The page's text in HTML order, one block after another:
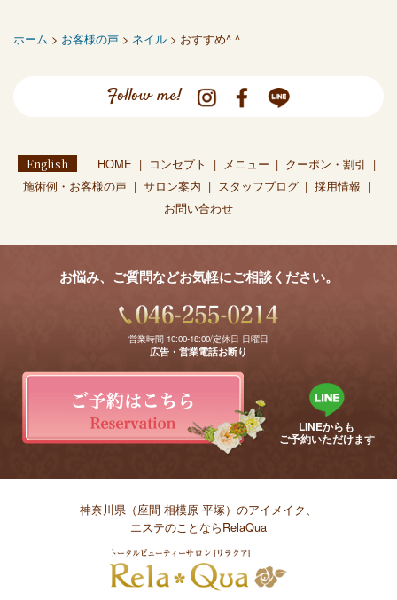
ホーム > お客様の声 > ネイル > おすすめ^ ^
Follow me!
English HOME コンセプト メニュー
クーポン・割引
施術例・お客様の声
サロン案内 スタッフブログ
採用情報
お問い合わせ
お悩み、ご質問などお気軽にご相談ください。
営業時間 10:00-18:00/定休日 日曜日
広告・営業電話お断り
LINEからも
ご予約いただけます
神奈川県（座間 相模原 平塚）のアイメイク、
エステのことならRelaQua